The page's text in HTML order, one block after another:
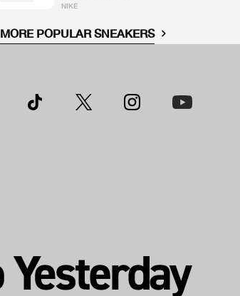
NIKE
MORE POPULAR SNEAKERS